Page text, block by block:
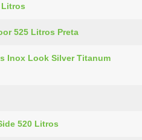
Litros
525 Litros Preta
Inox Look Silver Titanum
520 Litros